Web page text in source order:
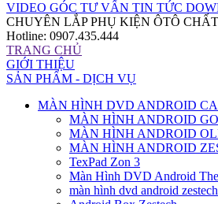
VIDEO GÓC TƯ VẤN TIN TỨC
CHUYÊN LẮP PHỤ KIỆN ÔTÔ
Hotline: 0907.435.444
TRANG CHỦ
GIỚI THIỆU
SẢN PHẨM - DỊCH VỤ
MÀN HÌNH DVD ANDROID
MÀN HÌNH ANDROID
MÀN HÌNH ANDROID
MÀN HÌNH ANDROID
TexPad Zon 3
Màn Hình DVD Android
màn hình dvd android zestech